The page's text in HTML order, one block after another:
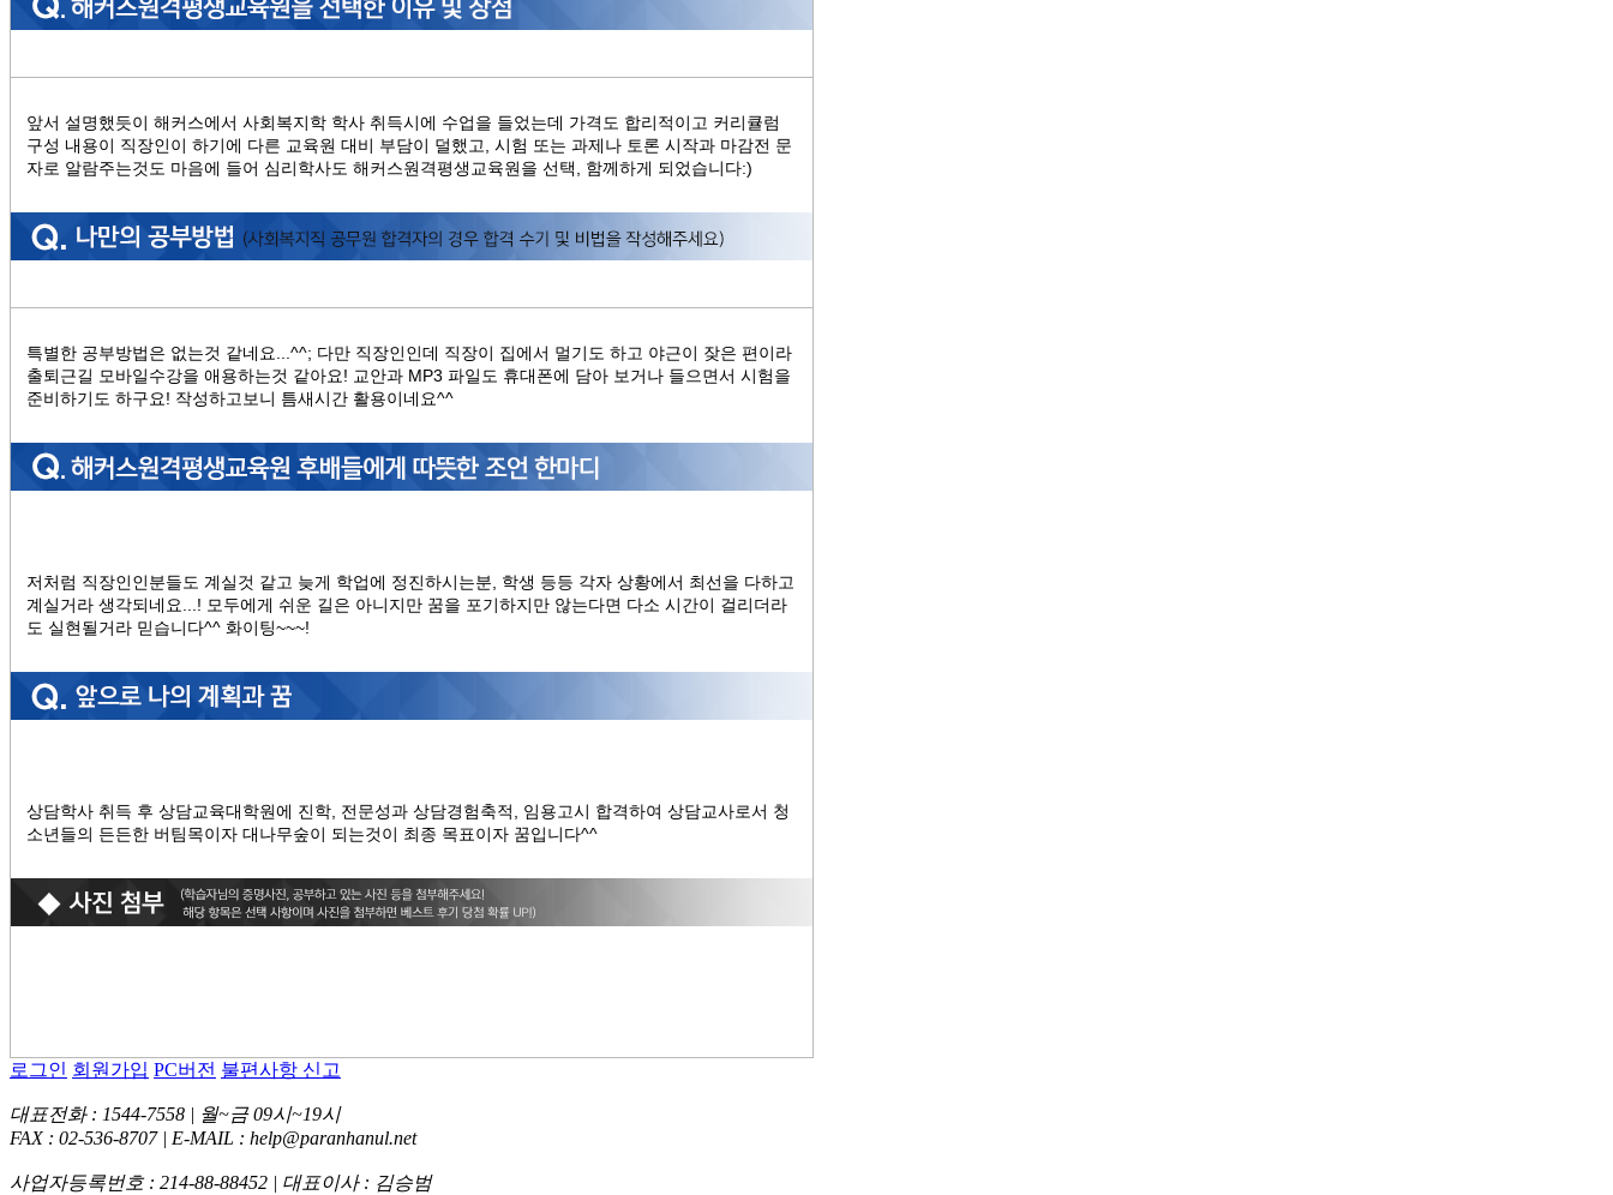
앞서 설명했듯이 해커스에서 사회복지학 학사 취득시에 수업을 들었는데 가격도 합리적이고 커리큘럼
구성 내용이 직장인이 하기에 다른 교육원 대비 부담이 덜했고, 시험 또는 과제나 토론 시작과 마감전 문
자로 알람주는것도 마음에 들어 심리학사도 해커스원격평생교육원을 선택, 함께하게 되었습니다:)
특별한 공부방법은 없는것 같네요...^^; 다만 직장인인데 직장이 집에서 멀기도 하고 야근이 잦은 편이라
출퇴근길 모바일수강을 애용하는것 같아요! 교안과 MP3 파일도 휴대폰에 담아 보거나 들으면서 시험을
준비하기도 하구요! 작성하고보니 틈새시간 활용이네요^^
저처럼 직장인인분들도 계실것 같고 늦게 학업에 정진하시는분, 학생 등등 각자 상황에서 최선을 다하고
계실거라 생각되네요...! 모두에게 쉬운 길은 아니지만 꿈을 포기하지만 않는다면 다소 시간이 걸리더라
도 실현될거라 믿습니다^^ 화이팅~~~!
상담학사 취득 후 상담교육대학원에 진학, 전문성과 상담경험축적, 임용고시 합격하여 상담교사로서 청
소년들의 든든한 버팀목이자 대나무숲이 되는것이 최종 목표이자 꿈입니다^^
로그인 회원가입 PC버전 불편사항 신고
대표전화 : 1544-7558 | 월~금 09시~19시
FAX : 02-536-8707 | E-MAIL : help@paranhanul.net
사업자등록번호 : 214-88-88452 | 대표이사 : 김승범